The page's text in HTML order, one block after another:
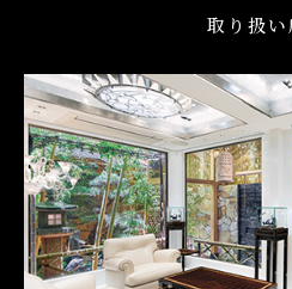
取り扱い